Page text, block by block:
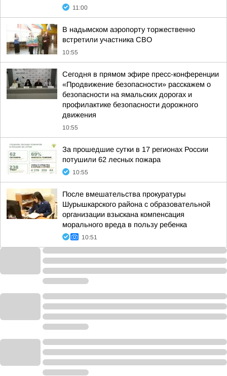
11:00
В надымском аэропорту торжественно
встретили участника СВО
10:55
Сегодня в прямом эфире пресс-конференции
«Продвижение безопасности» расскажем о
безопасности на ямальских дорогах и
профилактике безопасности дорожного
движения
10:55
За прошедшие сутки в 17 регионах России
потушили 62 лесных пожара
10:55
После вмешательства прокуратуры
Шурышкарского района с образовательной
организации взыскана компенсация
морального вреда в пользу ребенка
10:51